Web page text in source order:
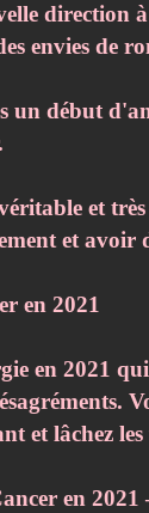
direction
envies de
un début
et
et avoir
en 2021
en 2021
et lâchez les
en 2021